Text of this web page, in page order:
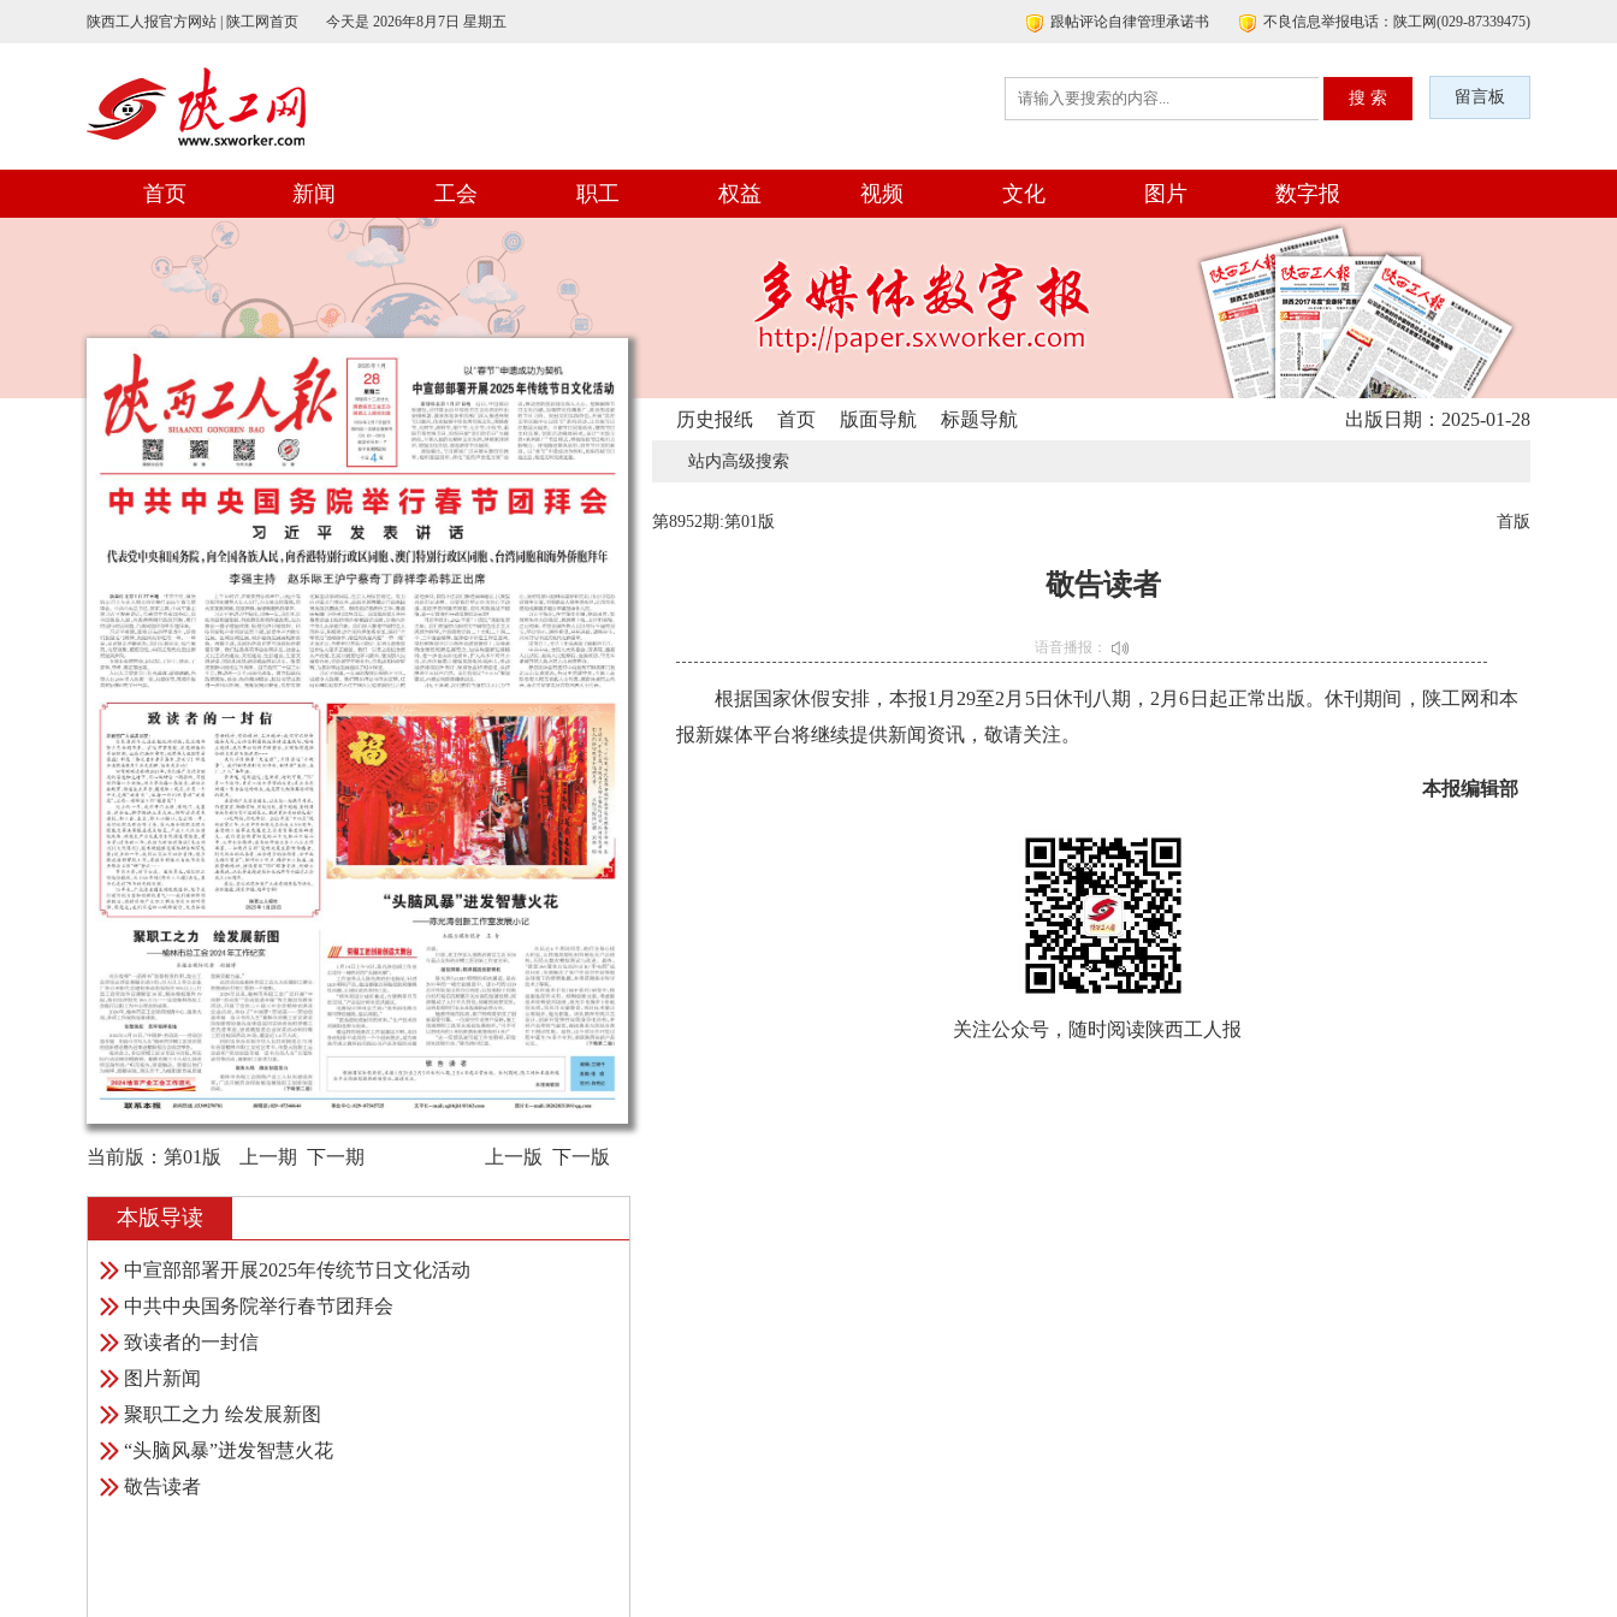
陕西工人报官方网站 | 陕工网首页 今天是 2026年8月7日 星期五 跟帖评论自律管理承诺书 不良信息举报电话：陕工网(029-87339475)
留言板
首页 新闻 工会 职工 权益 视频 文化 图片 数字报
当前版： 第01版 上一期 下一期 上一版 下一版
本版导读
中宣部部署开展2025年传统节日文化活动
中共中央国务院举行春节团拜会
致读者的一封信
图片新闻
聚职工之力 绘发展新图
“头脑风暴”迸发智慧火花
敬告读者
历史报纸 首页 版面导航 标题导航 出版日期：2025-01-28
站内高级搜索
第8952期:第01版 首版
敬告读者
语音播报：
根据国家休假安排，本报1月29至2月5日休刊八期，2月6日起正常出版。休刊期间，陕工网和本
报新媒体平台将继续提供新闻资讯，敬请关注。
本报编辑部
关注公众号，随时阅读陕西工人报